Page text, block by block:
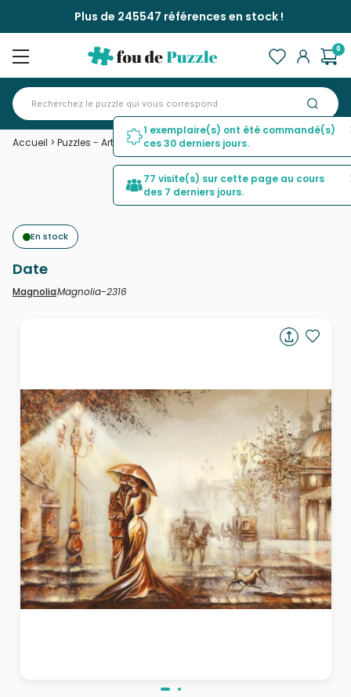
Plus de 245547 références en stock !
0
Accueil > Puzzles - Art Date
En stock
Date
MagnoliaMagnolia-2316
1 exemplaire(s) ont été commandé(s)
ces 30 derniers jours.
77 visite(s) sur cette page au cours
des 7 derniers jours.